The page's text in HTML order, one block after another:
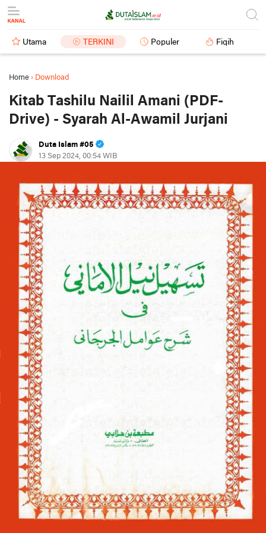
Utama TERKINI Populer Fiqih
Home › Download
Kitab Tashilu Nailil Amani (PDF-
Drive) - Syarah Al-Awamil Jurjani
Duta Islam #05
13 Sep 2024, 00:54 WIB